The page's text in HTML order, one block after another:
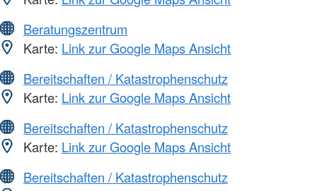
Beratungszentrum
Karte: Link zur Google Maps Ansicht
Bereitschaften / Katastrophenschutz
Karte: Link zur Google Maps Ansicht
Bereitschaften / Katastrophenschutz
Karte: Link zur Google Maps Ansicht
Bereitschaften / Katastrophenschutz